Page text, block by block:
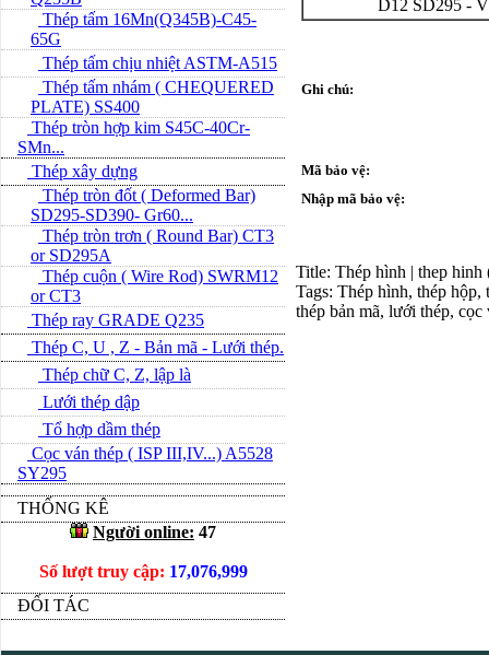
Thép tấm 16Mn(Q345B)-C45-
65G
Thép tấm chịu nhiệt ASTM-A515
Thép tấm nhám ( CHEQUERED
PLATE) SS400
Thép tròn hợp kim S45C-40Cr-
SMn...
Thép xây dựng
Thép tròn đốt ( Deformed Bar)
SD295-SD390- Gr60...
Thép tròn trơn ( Round Bar) CT3
or SD295A
Thép cuộn ( Wire Rod) SWRM12
or CT3
Thép ray GRADE Q235
Thép C, U , Z - Bản mã - L­ưới thép.
Thép chữ C, Z, lập là
Lưới thép dập
Tổ hợp dầm thép
Cọc ván thép ( ISP III,IV...) A5528
SY295
THỐNG KÊ
Người online: 47
Số lượt truy cập: 17,076,999
ĐỐI TÁC
D12 SD295 -
Ghi chú:
Mã bảo vệ:
Nhập mã bảo vệ:
Title: Thép hình | thep
Tags: Thép hình, thép hộp,
thép bản mã, lưới thép, cọc